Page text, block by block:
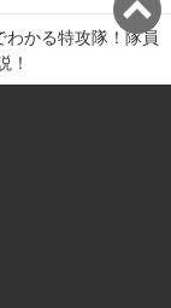
わかる特攻隊！隊員
！